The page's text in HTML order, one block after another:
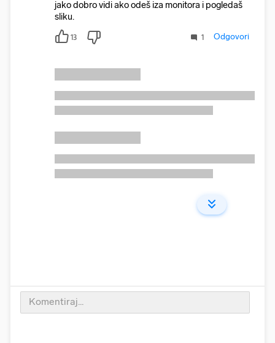
jako dobro vidi ako odeš iza monitora i pogledaš
sliku.
13 1 Odgovori